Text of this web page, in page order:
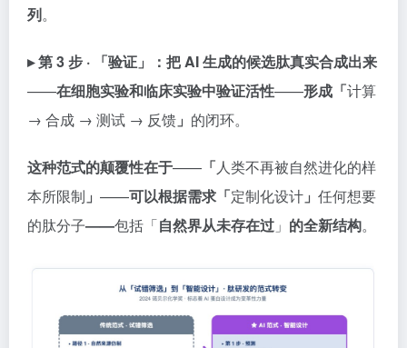
列。
▸ 第 3 步 · 「验证」： 把 AI 生成的候选肽真实合成出来
——在细胞实验和临床实验中验证活性——形成「计算
→ 合成 → 测试 → 反馈 」 的闭环。
这种范式的颠覆性在于—— 「人类不再被自然进化的样
本所限制 」 ——可以根据需求「定制化设计 」 任何想要
的肽分子——包括「自然界从未存在过 」 的全新结构。